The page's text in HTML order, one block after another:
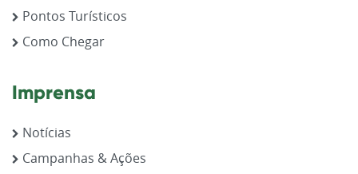
Pontos Turísticos
Como Chegar
Imprensa
Notícias
Campanhas & Ações